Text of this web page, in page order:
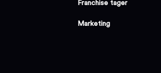
Franchise tager
Marketing